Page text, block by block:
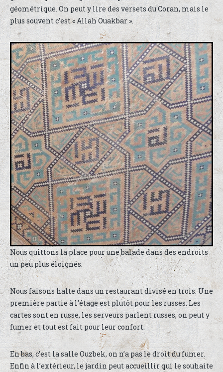
géométrique. On peut y lire des versets du Coran, mais le
plus souvent c’est « Allah Ouakbar ».
Nous quittons la place pour une balade dans des endroits
un peu plus éloignés.
Nous faisons halte dans un restaurant divisé en trois. Une
première partie à l’étage est plutôt pour les russes. Les
cartes sont en russe, les serveurs parlent russes, on peut y
fumer et tout est fait pour leur confort.
En bas, c’est la salle Ouzbek, on n’a pas le droit du fumer.
Enfin à l’extérieur, le jardin peut accueillir qui le souhaite